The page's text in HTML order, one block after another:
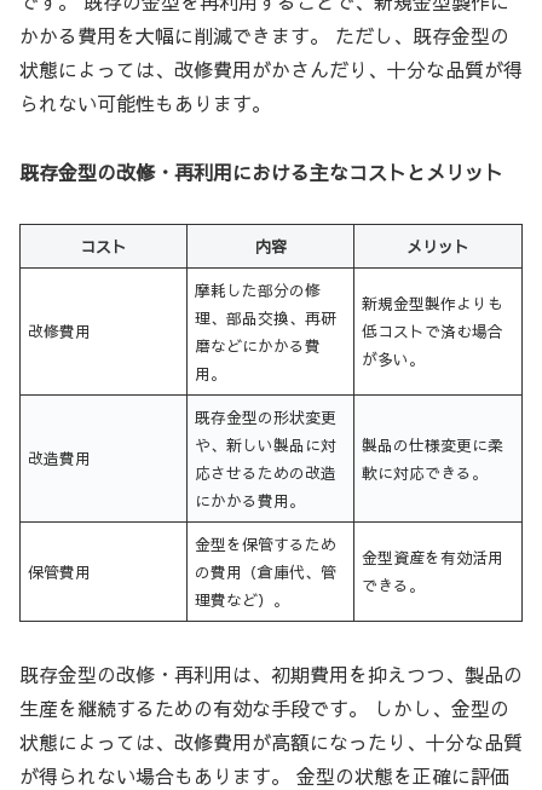
かかる費用を大幅に削減できます。 ただし、既存金型の
状態によっては、改修費用がかさんだり、十分な品質が得
られない可能性もあります。
既存金型の改修・再利用における主なコストとメリット
コスト 内容 メリット
改修費用
摩耗した部分の修
理、部品交換、再研
磨などにかかる費
用。
新規金型製作よりも
低コストで済む場合
が多い。
改造費用
既存金型の形状変更
や、新しい製品に対
応させるための改造
にかかる費用。
製品の仕様変更に柔
軟に対応できる。
保管費用
金型を保管するため
の費用（倉庫代、管
理費など）。
金型資産を有効活用
できる。
既存金型の改修・再利用は、初期費用を抑えつつ、製品の
生産を継続するための有効な手段です。 しかし、金型の
状態によっては、改修費用が高額になったり、十分な品質
が得られない場合もあります。 金型の状態を正確に評価